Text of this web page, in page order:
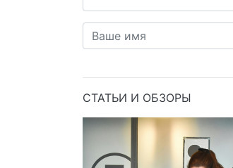
СТАТЬИ И ОБЗОРЫ